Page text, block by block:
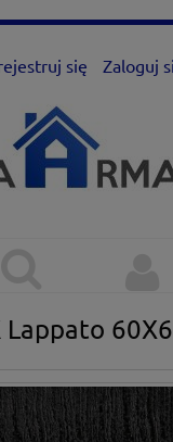
się Zaloguj
Lappato